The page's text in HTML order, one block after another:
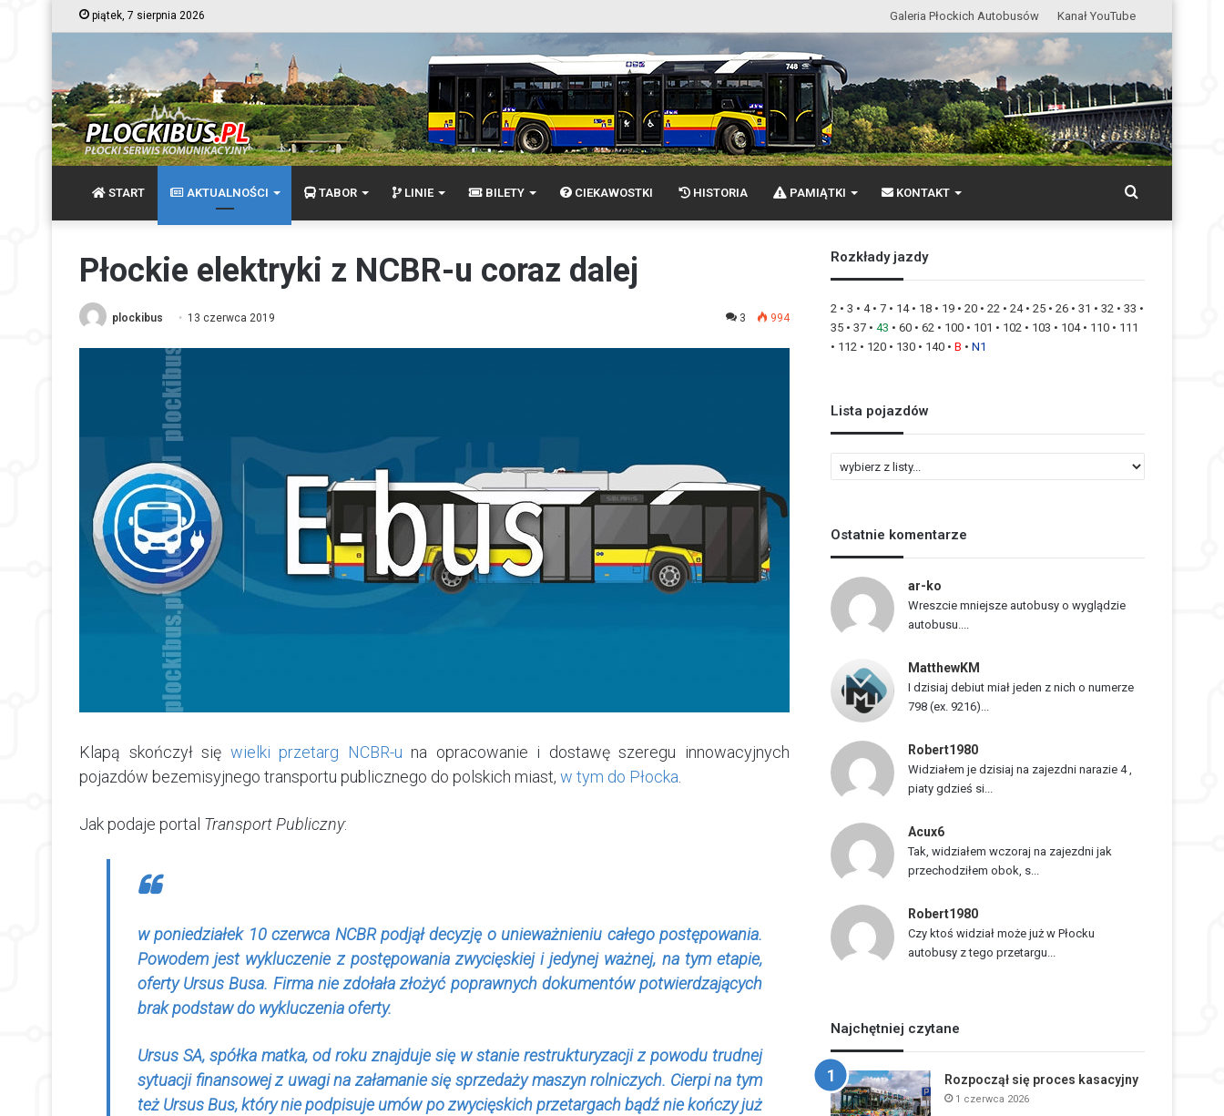
piątek, 7 sierpnia 2026 Galeria Płockich Autobusów Kanał YouTube
START AKTUALNOŚCI TABOR LINIE BILETY CIEKAWOSTKI HISTORIA PAMIĄTKI KONTAKT Wyszukaj
Płockie elektryki z NCBR-u coraz dalej
plockibus 13 czerwca 2019 3 994
Klapą skończył się wielki przetarg NCBR-u na opracowanie i dostawę szeregu innowacyjnych
pojazdów bezemisyjnego transportu publicznego do polskich miast, w tym do Płocka.
Jak podaje portal Transport Publiczny:
w poniedziałek 10 czerwca NCBR podjął decyzję o unieważnieniu całego postępowania.
Powodem jest wykluczenie z postępowania zwycięskiej i jedynej ważnej, na tym etapie,
oferty Ursus Busa. Firma nie zdołała złożyć poprawnych dokumentów potwierdzających
brak podstaw do wykluczenia oferty.
Ursus SA, spółka matka, od roku znajduje się w stanie restrukturyzacji z powodu trudnej
sytuacji finansowej z uwagi na załamanie się sprzedaży maszyn rolniczych. Cierpi na tym
też Ursus Bus, który nie podpisuje umów po zwycięskich przetargach bądź nie kończy już
Rozkłady jazdy
2 •3 •4•7 • 14• 18 • 19 •20 •22 •24•25 •26 •31 •32 •33 •
35 •37 •43 •60 •62 • 100 • 101 • 102 • 103 • 104• 110 • 111
• 112 • 120 • 130 • 140 •B •N1
Lista pojazdów
i
a
p
j
a
Ostatnie komentarze
ar-ko
Wreszcie mniejsze autobusy o wyglądzie
autobusu....
MatthewKM
I dzisiaj debiut miał jeden z nich o numerze
798 (ex. 9216)...
Robert1980
Widziałem je dzisiaj na zajezdni narazie 4 ,
piaty gdzieś si...
Acux6
Tak, widziałem wczoraj na zajezdni jak
przechodziłem obok, s...
Robert1980
Czy ktoś widział może już w Płocku
autobusy z tego przetargu...
Najchętniej czytane
Rozpoczął się proces kasacyjny
1 czerwca 2026